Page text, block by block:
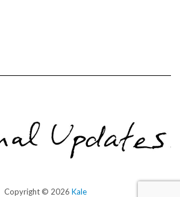
Copyright © 2026 Kale